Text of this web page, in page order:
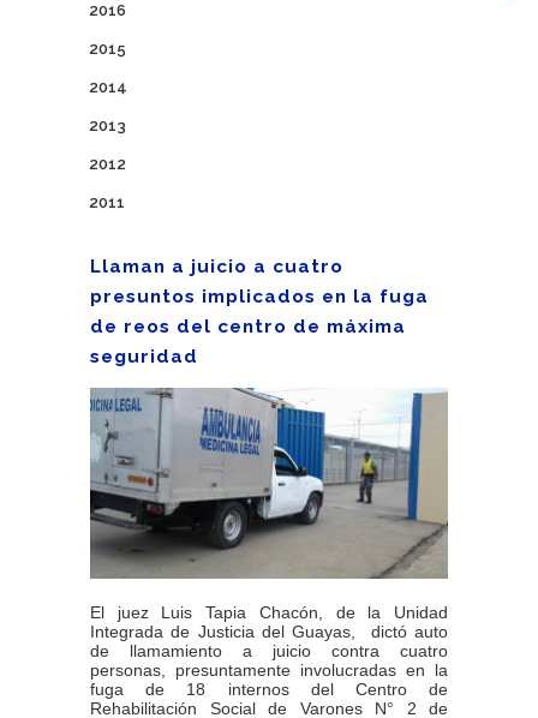
2016
2015
2014
2013
2012
2011
Llaman a juicio a cuatro
presuntos implicados en la fuga
de reos del centro de máxima
seguridad
El juez Luis Tapia Chacón, de la Unidad
Integrada de Justicia del Guayas, dictó auto
de llamamiento a juicio contra cuatro
personas, presuntamente involucradas en la
fuga de 18 internos del Centro de
Rehabilitación Social de Varones N° 2 de